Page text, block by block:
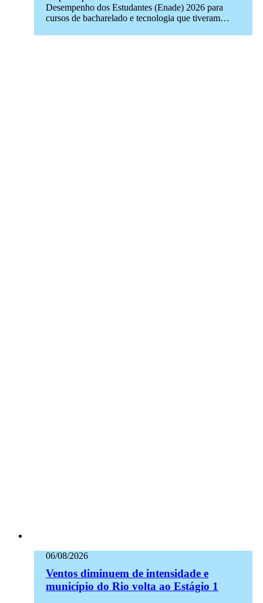
Desempenho dos Estudantes (Enade) 2026 para
cursos de bacharelado e tecnologia que tiveram…
06/08/2026
Ventos diminuem de intensidade e
município do Rio volta ao Estágio 1